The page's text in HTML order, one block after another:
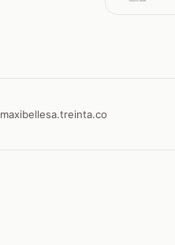
maxibellesa.treinta.co